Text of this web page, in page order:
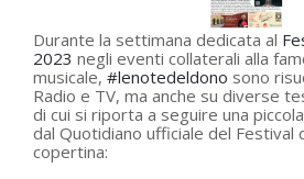
Durante la settimana dedicata al
2023 negli eventi collaterali alla
musicale,#lenotedeldono sono
Radio e TV, ma anche su diverse
di cui si riporta a seguire una
dal Quotidiano ufficiale del Festival
copertina: